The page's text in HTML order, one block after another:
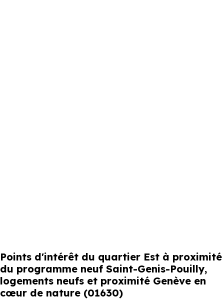
Points d'intérêt du quartier Est à proximité
du programme neuf Saint-Genis-Pouilly,
logements neufs et proximité Genève en
cœur de nature (01630)